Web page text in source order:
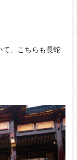
て、こちらも長蛇